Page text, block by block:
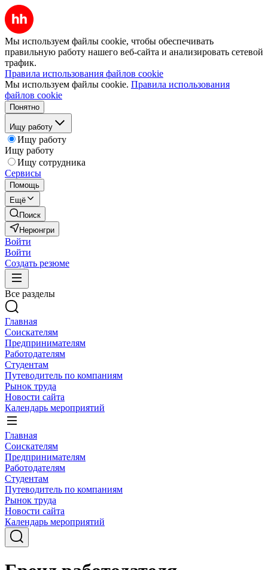
Мы используем файлы cookie, чтобы обеспечивать
правильную работу нашего веб-сайта и анализировать сетевой
трафик.
Правила использования файлов cookie
Мы используем файлы cookie. Правила использования
файлов cookie
Понятно
Ищу работу
Ищу работу
Ищу работу
Ищу сотрудника
Сервисы
Помощь
Ещё
Поиск
Нерюнгри
Войти
Войти
Создать резюме
Все разделы
Главная
Соискателям
Предпринимателям
Работодателям
Студентам
Путеводитель по компаниям
Рынок труда
Новости сайта
Календарь мероприятий
Главная
Соискателям
Предпринимателям
Работодателям
Студентам
Путеводитель по компаниям
Рынок труда
Новости сайта
Календарь мероприятий